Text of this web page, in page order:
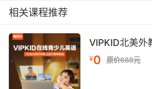
技术，将超市购物、餐厅点餐等
重现。在烘焙工坊单元中，外教
边讲解Mix the flour and egg
令，儿童需通过听力判断失物位
这种具象化输入方式使抽象语音
知的行为指导，哈佛大学教育学
相关课程推荐
VIPKID北美外
¥0 原价688元